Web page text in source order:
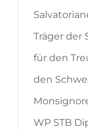
Träger der
für den
den
WP STB